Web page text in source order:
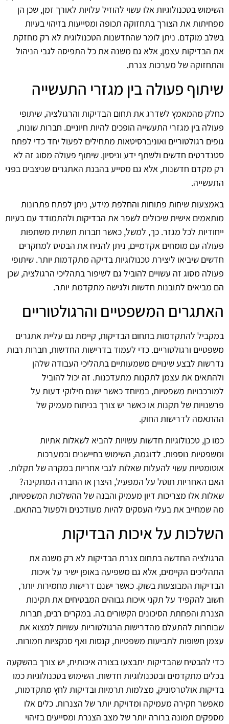
השימוש בטכנולוגיות אלו עשוי להוזיל עלויות לאורך זמן, שכן הן
מפחיתות את הצורך בתחזוקה תכופה ומסייעות בזיהוי בעיות
בשלב מוקדם. ניתן לומר שהחדשנות הטכנולוגית לא רק מחזקת
את הבדיקות עצמן, אלא גם משנה את כל התפיסה לגבי הניהול
והתחזוקה של מערכות צנרת.
שיתוף פעולה בין מגזרי התעשייה
כחלק מהמאמץ לשדרג את תחום הבדיקות והרגולציה, שיתופי
פעולה בין מגזרי התעשייה הופכים להיות חיוניים. חברות שונות,
גופים רגולטוריים ואוניברסיטאות מתחילים לפעול יחד כדי לפתח
סטנדרטים חדשים ולשתף ידע וניסיון. שיתוף פעולה מסוג זה לא
רק מקדם חדשנות, אלא גם מסייע בהבנת האתגרים שניצבים בפני
התעשייה.
באמצעות שיחות פתוחות והחלפת מידע, ניתן לפתח פתרונות
מותאמים אישית שיכולים לשפר את הבדיקות ולהתמודד עם בעיות
ייחודיות לכל מגזר. כך, למשל, כאשר חברות תשתית משתפות
פעולה עם מומחים אקדמיים, ניתן להניח את הבסיס למחקרים
חדשים שיביאו ליצירת טכנולוגיות בדיקה מתקדמות יותר. שיתופי
פעולה מסוג זה עשויים להוביל גם לשיפור בתהליכי הרגולציה, שכן
הם מביאים לתובנות חדשות ולגישה מתקדמת יותר.
האתגרים המשפטיים והרגולטוריים
במקביל להתקדמות בתחום הבדיקות, קיימת גם עליית אתגרים
משפטיים ורגולטוריים. כדי לעמוד בדרישות החדשות, חברות רבות
נדרשות לבצע שינויים משמעותיים בתהליכי העבודה שלהן
ולהתאים את עצמן לתקנות מתעדכנות. זה יכול להוביל
למורכבויות משפטיות, במיוחד כאשר ישנם חילוקי דעות על
פרשנויות של תקנות או כאשר יש צורך בניתוח מעמיק של
ההתאמה לדרישות החוק.
כמו כן, טכנולוגיות חדשות עשויות להביא לשאלות אתיות
ומשפטיות נוספות. לדוגמה, השימוש בחיישנים ובמערכות
אוטומטיות עשוי להעלות שאלות לגבי אחריות במקרה של תקלות.
האם האחריות תוטל על המפעיל, היצרן או החברה המתקינה?
שאלות אלו מצריכות דיון מעמיק והבנה של ההשלכות המשפטיות,
מה שמחייב את בעלי העסקים להיות מעודכנים ולפעול בהתאם.
השלכות על איכות הבדיקות
הרגולציה החדשה בתחום צנרת הבדיקות לא רק משנה את
התהליכים הקיימים, אלא גם משפיעה באופן ישיר על איכות
הבדיקות המבוצעות בשוק. כאשר ישנם דרישות מחמירות יותר,
חשוב להקפיד על תקני איכות גבוהים המבטיחים את תקינות
הצנרת והפחתת הסיכונים הקשורים בה. במקרים רבים, חברות
שבוחרות להתעלם מהדרישות הרגולטוריות עשויות למצוא את
עצמן חשופות לתביעות משפטיות, קנסות ואף סנקציות חמורות.
כדי להבטיח שהבדיקות יתבצעו בצורה איכותית, יש צורך בהשקעה
בכלים מתקדמים ובטכנולוגיות חדשות. השימוש בטכנולוגיות כמו
בדיקות אולטרסוניק, מצלמות תרמיות ובדיקות לחץ מתקדמות,
מאפשר חקירה מעמיקה ומדויקת יותר של הצנרות. כלים אלו
מספקים תמונה ברורה יותר של מצב הצנרת ומסייעים בזיהוי